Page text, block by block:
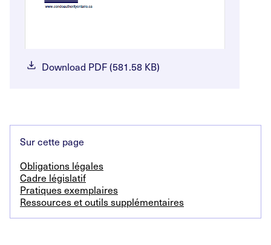
Download PDF (581.58 KB)
Sur cette page
Obligations légales
Cadre législatif
Pratiques exemplaires
Ressources et outils supplémentaires